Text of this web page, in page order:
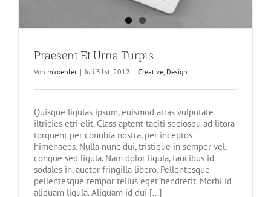
Praesent Et Urna Turpis
Von mkoehler | Juli 31st, 2012 | Creative Design
Quisque ligulas ipsum, euismod atras vulputate
iltricies etri elit. Class aptent taciti sociosqu ad litora
torquent per conubia nostra, per inceptos
himenaeos. Nulla nunc dui, tristique in semper vel,
congue sed ligula. Nam dolor ligula, faucibus id
sodales in, auctor fringilla libero. Pellentesque
pellentesque tempor tellus eget hendrerit. Morbi id
aliquam ligula. Aliquam id dui [...]